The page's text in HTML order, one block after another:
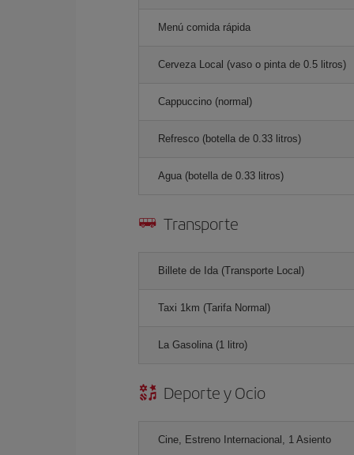
Menú comida rápida
Cerveza Local (vaso o pinta de 0.5 litros)
Cappuccino (normal)
Refresco (botella de 0.33 litros)
Agua (botella de 0.33 litros)
Transporte
Billete de Ida (Transporte Local)
Taxi 1km (Tarifa Normal)
La Gasolina (1 litro)
Deporte y Ocio
Cine, Estreno Internacional, 1 Asiento